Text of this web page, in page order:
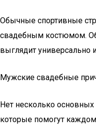
Обычные спортивные
свадебным костюмом.
выглядит универсально
Мужские свадебные
Нет несколько
которые помогут